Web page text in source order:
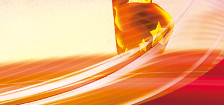
534 大金机电设备（苏州）有限公司
533 江苏蔓络数据有限公司
532 吴江华衍水务有限公司
> 531 苏州杰成医疗科技有限公司
> 529 昆山中石油昆仑燃气有限公司